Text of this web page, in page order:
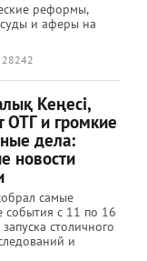
реформы,
и аферы на
28242
Кеңесі,
ОТГ и громкие
дела:
новости
самые
события с 11 по 16
столичного
и